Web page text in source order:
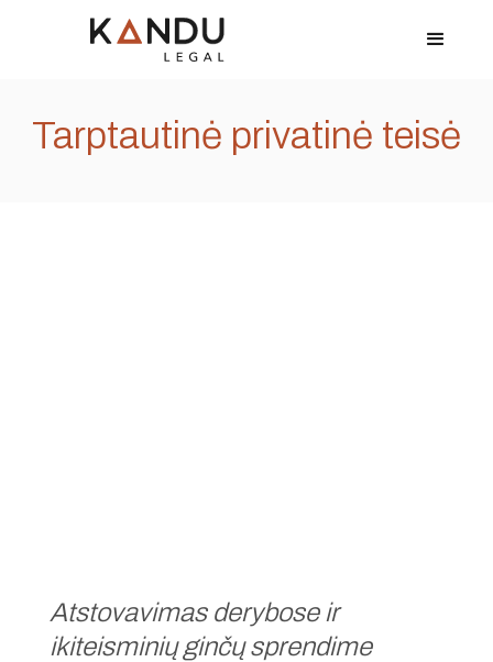
Tarptautinė privatinė teisė
Atstovavimas derybose ir
ikiteisminių ginčų sprendime